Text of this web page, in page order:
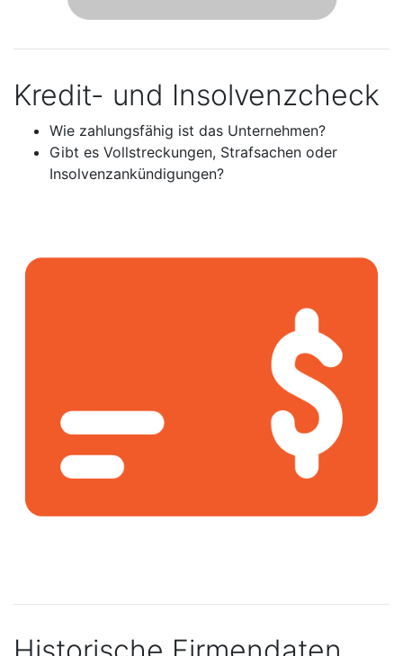
Kredit- und Insolvenzcheck
Wie zahlungsfähig ist das Unternehmen?
Gibt es Vollstreckungen, Strafsachen oder
Insolvenzankündigungen?